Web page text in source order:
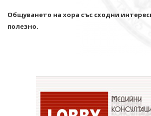
Общуването на хора със сходни
полезно.